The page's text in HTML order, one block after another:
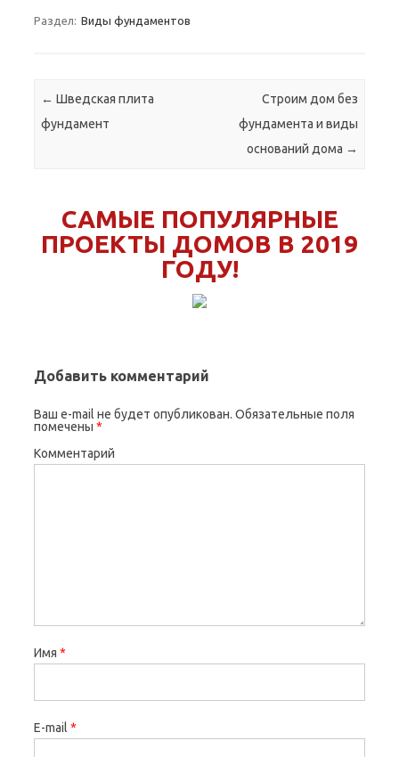
Раздел: Виды фундаментов
Навигация по записям
← Шведская плита
фундамент
Строим дом без
фундамента и виды
оснований дома →
САМЫЕ ПОПУЛЯРНЫЕ
ПРОЕКТЫ ДОМОВ В 2019
ГОДУ!
Добавить комментарий
Ваш e-mail не будет опубликован. Обязательные поля
помечены *
Комментарий
Имя *
E-mail *